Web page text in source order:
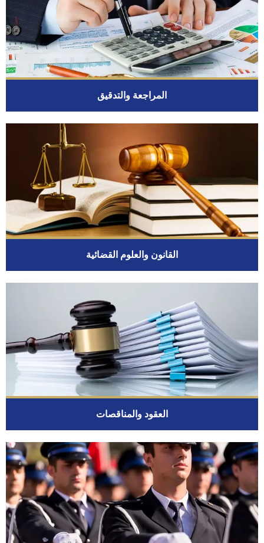
المراجعة والتدقيق
القانون والعلوم القضائية
العقود والمناقصات